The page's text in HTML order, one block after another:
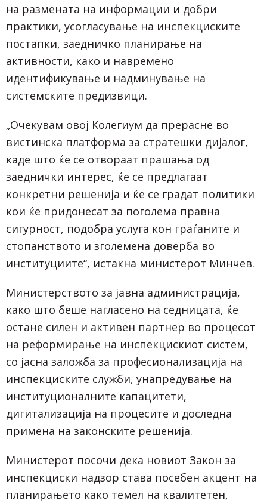
на размената на информации и добри
практики, усогласување на инспекциските
постапки, заедничко планирање на
активности, како и навремено
идентификување и надминување на
системските предизвици.
„Очекувам овој Колегиум да прерасне во
вистинска платформа за стратешки дијалог,
каде што ќе се отвораат прашања од
заеднички интерес, ќе се предлагаат
конкретни решенија и ќе се градат политики
кои ќе придонесат за поголема правна
сигурност, подобра услуга кон граѓаните и
стопанството и зголемена доверба во
институциите“, истакна министерот Минчев.
Министерството за јавна администрација,
како што беше нагласено на седницата, ќе
остане силен и активен партнер во процесот
на реформирање на инспекцискиот систем,
со јасна заложба за професионализација на
инспекциските служби, унапредување на
институционалните капацитети,
дигитализација на процесите и доследна
примена на законските решенија.
Министерот посочи дека новиот Закон за
инспекциски надзор става посебен акцент на
планирањето како темел на квалитетен,